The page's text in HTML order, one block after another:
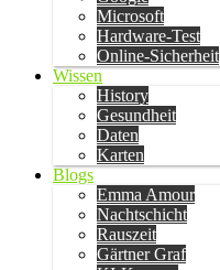
Microsoft
Hardware-Test
Online-Sicherheit
Wissen
History
Gesundheit
Daten
Karten
Blogs
Emma Amour
Nachtschicht
Rauszeit
Gärtner Graf